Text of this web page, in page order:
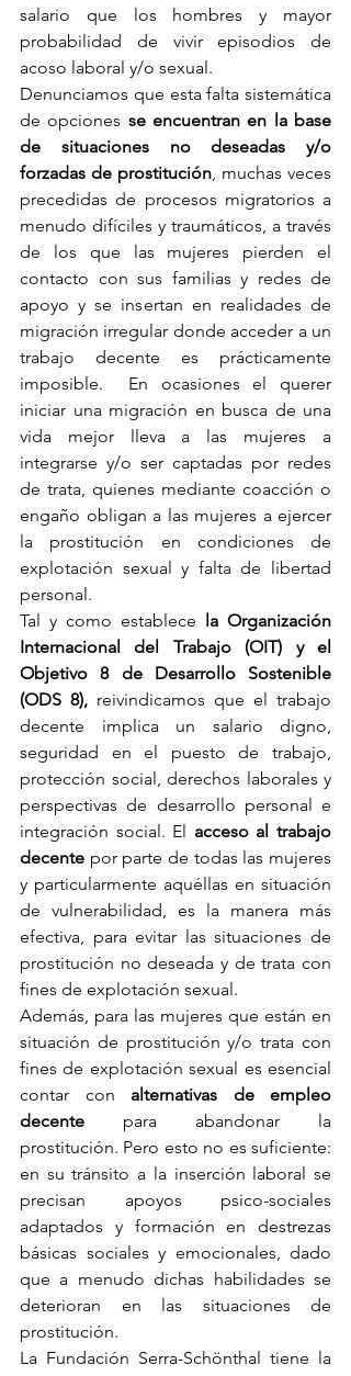
salario que los hombres y mayor
probabilidad de vivir episodios de
acoso laboral y/o sexual.
Denunciamos que esta falta sistemática
de opciones se encuentran en la base
de situaciones no deseadas y/o
forzadas de prostitución, muchas veces
precedidas de procesos migratorios a
menudo difíciles y traumáticos, a través
de los que las mujeres pierden el
contacto con sus familias y redes de
apoyo y se insertan en realidades de
migración irregular donde acceder a un
trabajo decente es prácticamente
imposible.  En ocasiones el querer
iniciar una migración en busca de una
vida mejor lleva a las mujeres a
integrarse y/o ser captadas por redes
de trata, quienes mediante coacción o
engaño obligan a las mujeres a ejercer
la prostitución en condiciones de
explotación sexual y falta de libertad
personal.
Tal y como establece la Organización
Internacional del Trabajo (OIT) y el
Objetivo 8 de Desarrollo Sostenible
(ODS 8), reivindicamos que el trabajo
decente implica un salario digno,
seguridad en el puesto de trabajo,
protección social, derechos laborales y
perspectivas de desarrollo personal e
integración social. El acceso al trabajo
decente por parte de todas las mujeres
y particularmente aquéllas en situación
de vulnerabilidad, es la manera más
efectiva, para evitar las situaciones de
prostitución no deseada y de trata con
fines de explotación sexual.
Además, para las mujeres que están en
situación de prostitución y/o trata con
fines de explotación sexual es esencial
contar con alternativas de empleo
decente para abandonar la
prostitución. Pero esto no es suficiente:
en su tránsito a la inserción laboral se
precisan apoyos psico-sociales
adaptados y formación en destrezas
básicas sociales y emocionales, dado
que a menudo dichas habilidades se
deterioran en las situaciones de
prostitución.
La Fundación Serra-Schönthal tiene la